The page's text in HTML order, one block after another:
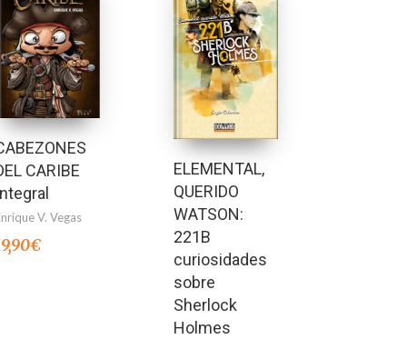
CARIBE
V. Vegas
€
ELEMENTAL,
QUERIDO
WATSON:
221B
curiosidades
sobre
Sherlock
Holmes